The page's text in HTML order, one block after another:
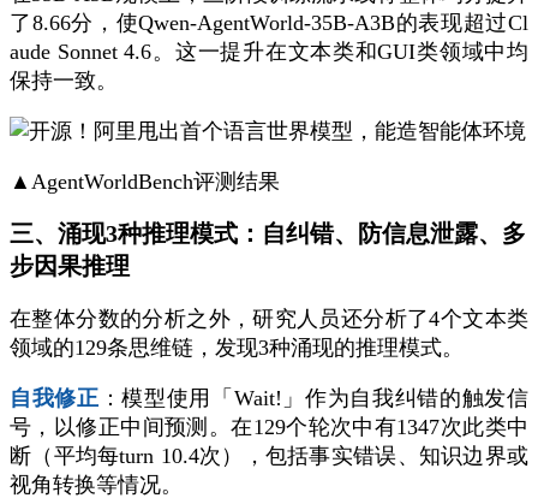
了8.66分，使Qwen-AgentWorld-35B-A3B的表现超过Cl
aude Sonnet 4.6。这一提升在文本类和GUI类领域中均
保持一致。
▲AgentWorldBench评测结果
三、涌现3种推理模式：自纠错、防信息泄露、多
步因果推理
在整体分数的分析之外，研究人员还分析了4个文本类
领域的129条思维链，发现3种涌现的推理模式。
自我修正 ：模型使用「Wait!」作为自我纠错的触发信
号，以修正中间预测。在129个轮次中有1347次此类中
断（平均每turn 10.4次），包括事实错误、知识边界或
视角转换等情况。